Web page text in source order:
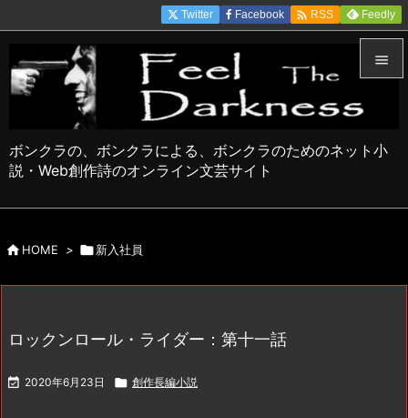
ボンクラの、ボンクラによる、ボンクラのためのネット小
説・Web創作詩のオンライン文芸サイト



Twitter Facebook  RSS Feedly
HOME > 新入社員
ロックンロール・ライダー：第十一話
 2020年6月23日  創作長編小説